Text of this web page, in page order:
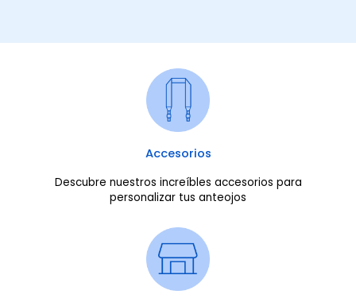
Accesorios
Descubre nuestros increíbles accesorios para
personalizar tus anteojos